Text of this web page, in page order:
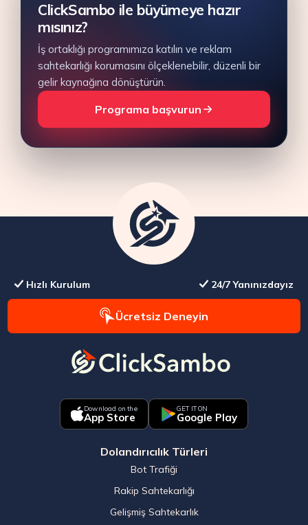
ClickSambo ile büyümeye hazır
mısınız?
İş ortaklığı programımıza katılın ve reklam
sahtekarlığı korumasını ölçeklenebilir, düzenli bir
gelir kaynağına dönüştürün.
Programa başvurun
Hızlı Kurulum 24/7 Yanınızdayız
Ücretsiz Deneyin
Download on the
App Store
GET IT ON
Google Play
Dolandırıcılık Türleri
Bot Trafiği
Rakip Sahtekarlığı
Gelişmiş Sahtekarlık